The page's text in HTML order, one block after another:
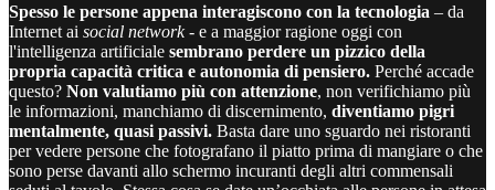
Spesso le persone appena interagiscono con la tecnologia – da
Internet ai social network- e a maggior ragione oggi con
l'intelligenza artificiale sembrano perdere un pizzico della
propria capacità critica e autonomia di pensiero. Perché accade
questo? Non valutiamo più con attenzione, non verifichiamo più
le informazioni, manchiamo di discernimento, diventiamo pigri
mentalmente, quasi passivi. Basta dare uno sguardo nei ristoranti
per vedere persone che fotografano il piatto prima di mangiare o che
sono perse davanti allo schermo incuranti degli altri commensali